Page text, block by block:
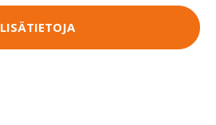
LISÄTIETOJA